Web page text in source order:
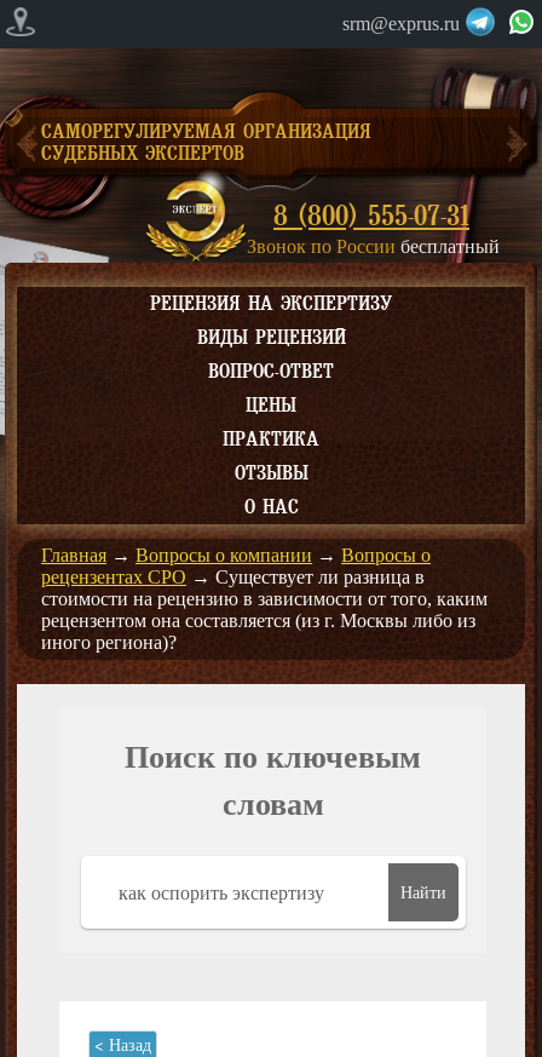
srm@exprus.ru
САМОРЕГУЛИРУЕМАЯ ОРГАНИЗАЦИЯ
СУДЕБНЫХ ЭКСПЕРТОВ
8 (800) 555-07-31
Звонок по России бесплатный
РЕЦЕНЗИЯ НА ЭКСПЕРТИЗУ
ВИДЫ РЕЦЕНЗИЙ
ВОПРОС-ОТВЕТ
ЦЕНЫ
ПРАКТИКА
ОТЗЫВЫ
О НАС
Главная → Вопросы о компании → Вопросы о
рецензентах СРО → Существует ли разница в
стоимости на рецензию в зависимости от того, каким
рецензентом она составляется (из г. Москвы либо из
иного региона)?
Поиск по ключевым
словам
Найти
< Назад